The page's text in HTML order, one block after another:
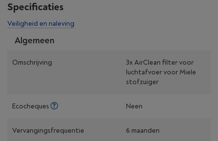
Specificaties
Veiligheid en naleving
Algemeen
Omschrijving
3x AirClean filter voor
luchtafvoer voor Miele
stofzuiger
Ecocheques Neen
Vervangingsfrequentie 6 maanden